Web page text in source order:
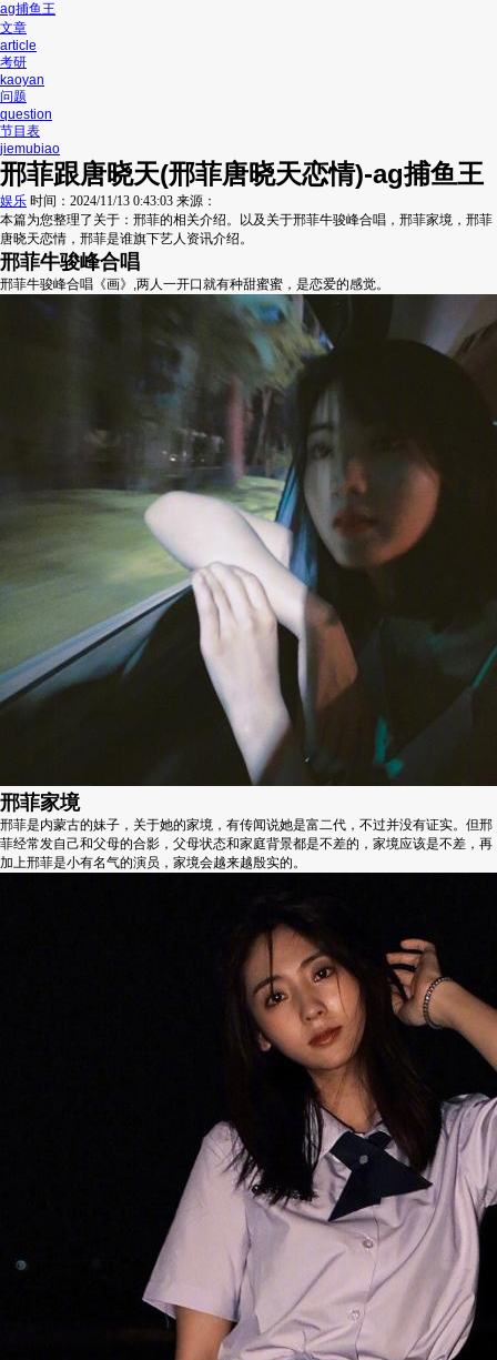
ag捕鱼王
文章
article
考研
kaoyan
问题
question
节目表
jiemubiao
邢菲跟唐晓天(邢菲唐晓天恋情)-ag捕鱼王
娱乐 时间： 2024/11/13 0:43:03 来源：
本篇为您整理了关于：邢菲的相关介绍。以及关于邢菲牛骏峰合唱，邢菲家境，邢菲
唐晓天恋情，邢菲是谁旗下艺人资讯介绍。
邢菲牛骏峰合唱
邢菲牛骏峰合唱《画》,两人一开口就有种甜蜜蜜，是恋爱的感觉。
邢菲家境
邢菲是内蒙古的妹子，关于她的家境，有传闻说她是富二代，不过并没有证实。但邢
菲经常发自己和父母的合影，父母状态和家庭背景都是不差的，家境应该是不差，再
加上邢菲是小有名气的演员，家境会越来越殷实的。